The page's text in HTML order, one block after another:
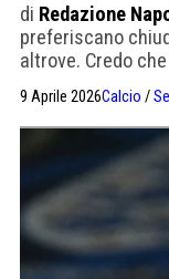
di Redazione
preferiscano
altrove. Credo
tempo.”
9 Aprile 2026Calcio /